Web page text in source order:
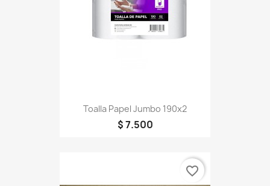
Toalla Papel Jumbo 190x2
$ 7.500
favorite_border